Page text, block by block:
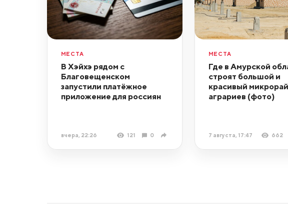
МЕСТА
В Хэйхэ рядом с
Благовещенском
запустили платёжное
приложение для россиян
вчера, 22:26 121 0
МЕСТА
Где в Амурской
строят большой и
красивый
аграриев (фото)
7 августа, 17:47 662